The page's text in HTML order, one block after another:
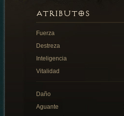
ATRIBUTOS
Fuerza
Destreza
Inteligencia
Vitalidad
Daño
Aguante